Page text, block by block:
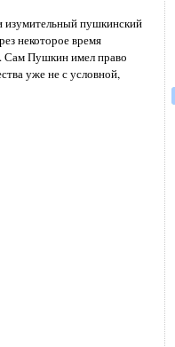
изумительный пушкинский
некоторое время
Сам Пушкин имел право
уже не с условной,